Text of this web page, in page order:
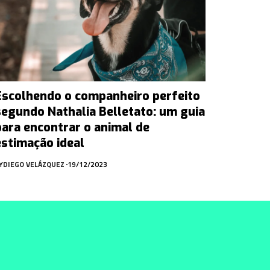
o companheiro perfeito
Nathalia Belletato: um guia
encontrar o animal de
ideal
DIEGO VELÁZQUEZ 19/12/2023